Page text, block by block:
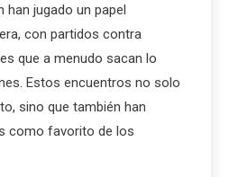
han jugado un papel
con partidos contra
que a menudo sacan lo
Estos encuentros no solo
sino que también han
como favorito de los